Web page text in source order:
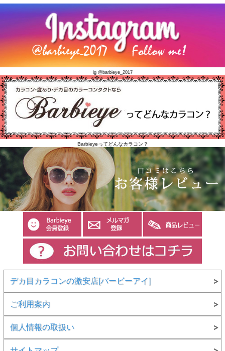
ig @barbieye_2017
Barbieyeってどんなカラコン？
デカ目カラコンの激安店[バービーアイ]
ご利用案内
個人情報の取扱い